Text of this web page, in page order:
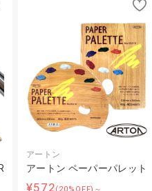
アートン
アートン ペーパーパレット
¥572